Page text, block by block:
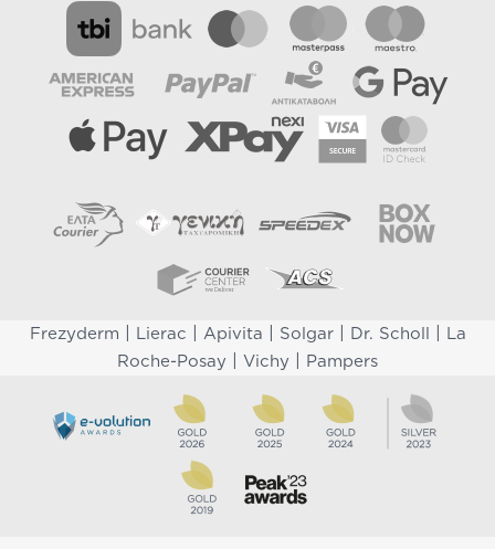
Frezyderm Lierac Apivita Solgar| Dr. Scholl
La
Roche-Posay
Vichy Pampers